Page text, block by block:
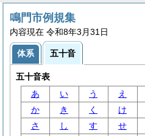
鳴門市例規集
内容現在 令和8年3月31日
体系 五十音
五十音表
あ
い う え
か
き く け
さ
し す せ